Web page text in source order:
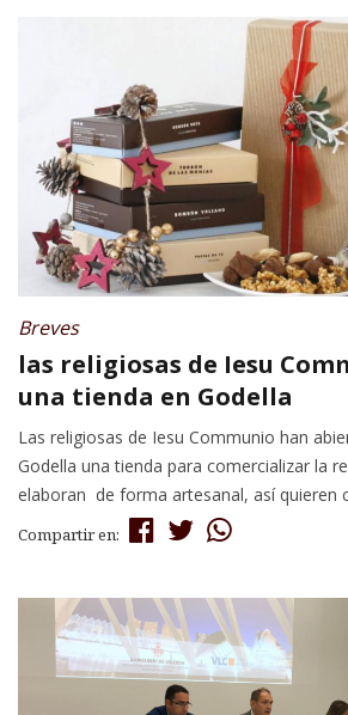
Breves
las religiosas de Iesu
una tienda en Godella
Las religiosas de Iesu Communio han
Godella una tienda para comercializar la
elaboran de forma artesanal, así quieren
Compartir en: